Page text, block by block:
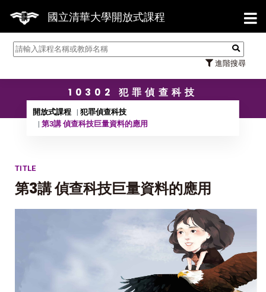
國立清華大學開放式課程
進階搜尋
【
10302 犯罪偵查科技
開放式課程
犯罪偵查科技
第3講 偵查科技巨量資料的應用
TITLE
第3講 偵查科技巨量資料的應用